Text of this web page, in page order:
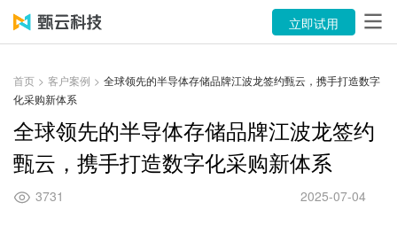
产品
案例
资源中心
立即试用
首页 > 客户案例 > 全球领先的半导体存储品牌江波龙签约甄云，携手打造数字
化采购新体系
全球领先的半导体存储品牌江波龙签约
甄云，携手打造数字化采购新体系
2025-07-04
3731